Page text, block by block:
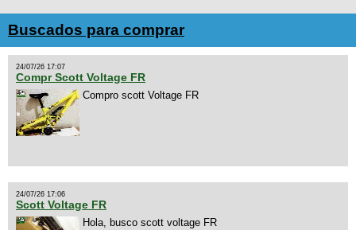
Buscados para comprar
24/07/26 17:07
Compr Scott Voltage FR
Compro scott Voltage FR
24/07/26 17:06
Scott Voltage FR
Hola, busco scott voltage FR